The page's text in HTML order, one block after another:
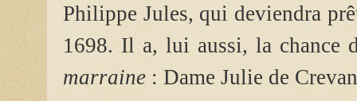
Philippe Jules, qui deviendra
1698. Il a, lui aussi, la chance
marraine : Dame Julie de